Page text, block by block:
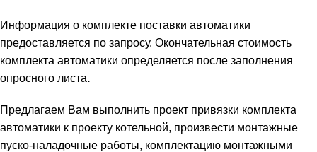
Информация о комплекте поставки автоматики
предоставляется по запросу. Окончательная стоимость
комплекта автоматики определяется после заполнения
опросного листа.
Предлагаем Вам выполнить проект привязки комплекта
автоматики к проекту котельной, произвести монтажные
пуско-наладочные работы, комплектацию монтажными